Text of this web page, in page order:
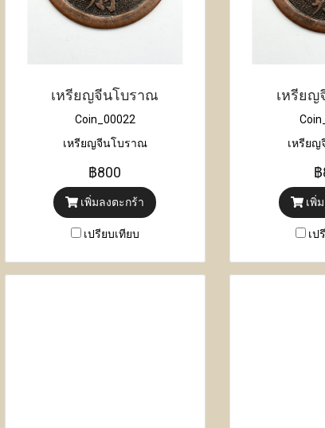
เหรียญจีนโบราณ
Coin_00022
เหรียญจีนโบราณ
฿800
เพิ่มลงตะกร้า
เปรียบเทียบ
เหรีย
เหรีย
เพิ่
เป